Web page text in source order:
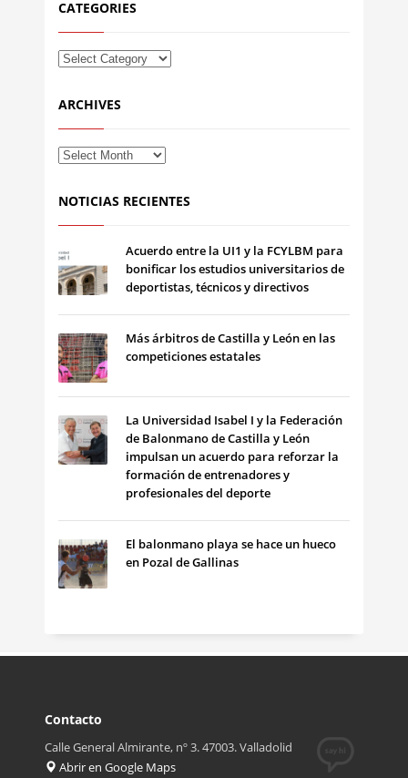
CATEGORIES
ARCHIVES
NOTICIAS RECIENTES
Acuerdo entre la UI1 y la FCYLBM para
bonificar los estudios universitarios de
deportistas, técnicos y directivos
Más árbitros de Castilla y León en las
competiciones estatales
La Universidad Isabel I y la Federación
de Balonmano de Castilla y León
impulsan un acuerdo para reforzar la
formación de entrenadores y
profesionales del deporte
El balonmano playa se hace un hueco
en Pozal de Gallinas
Contacto
Calle General Almirante, nº 3. 47003. Valladolid
Abrir en Google Maps